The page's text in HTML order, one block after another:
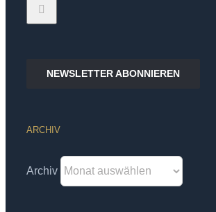
NEWSLETTER ABONNIEREN
ARCHIV
Archiv